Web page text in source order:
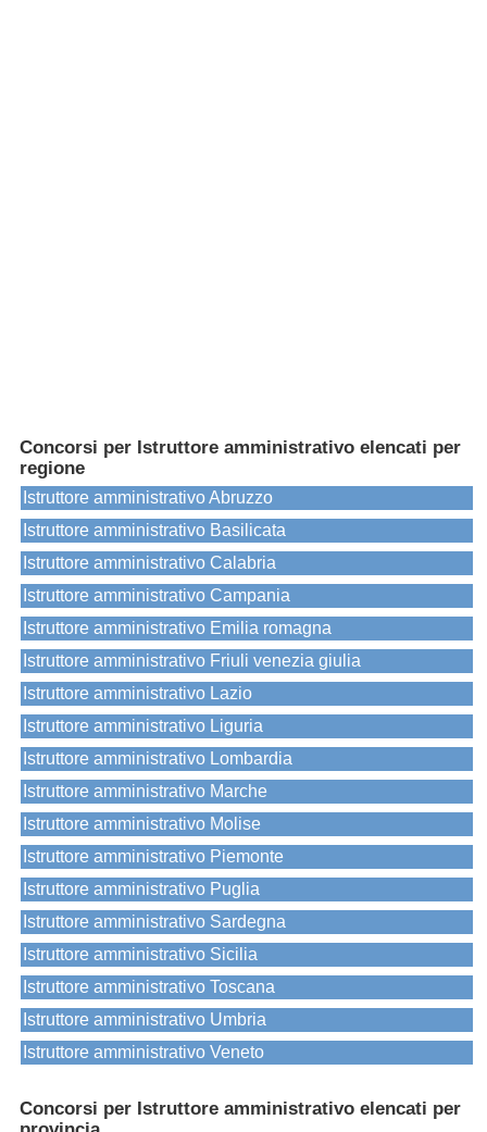
Concorsi per Istruttore amministrativo elencati per
regione
Istruttore amministrativo Abruzzo
Istruttore amministrativo Basilicata
Istruttore amministrativo Calabria
Istruttore amministrativo Campania
Istruttore amministrativo Emilia romagna
Istruttore amministrativo Friuli venezia giulia
Istruttore amministrativo Lazio
Istruttore amministrativo Liguria
Istruttore amministrativo Lombardia
Istruttore amministrativo Marche
Istruttore amministrativo Molise
Istruttore amministrativo Piemonte
Istruttore amministrativo Puglia
Istruttore amministrativo Sardegna
Istruttore amministrativo Sicilia
Istruttore amministrativo Toscana
Istruttore amministrativo Umbria
Istruttore amministrativo Veneto
Concorsi per Istruttore amministrativo elencati per